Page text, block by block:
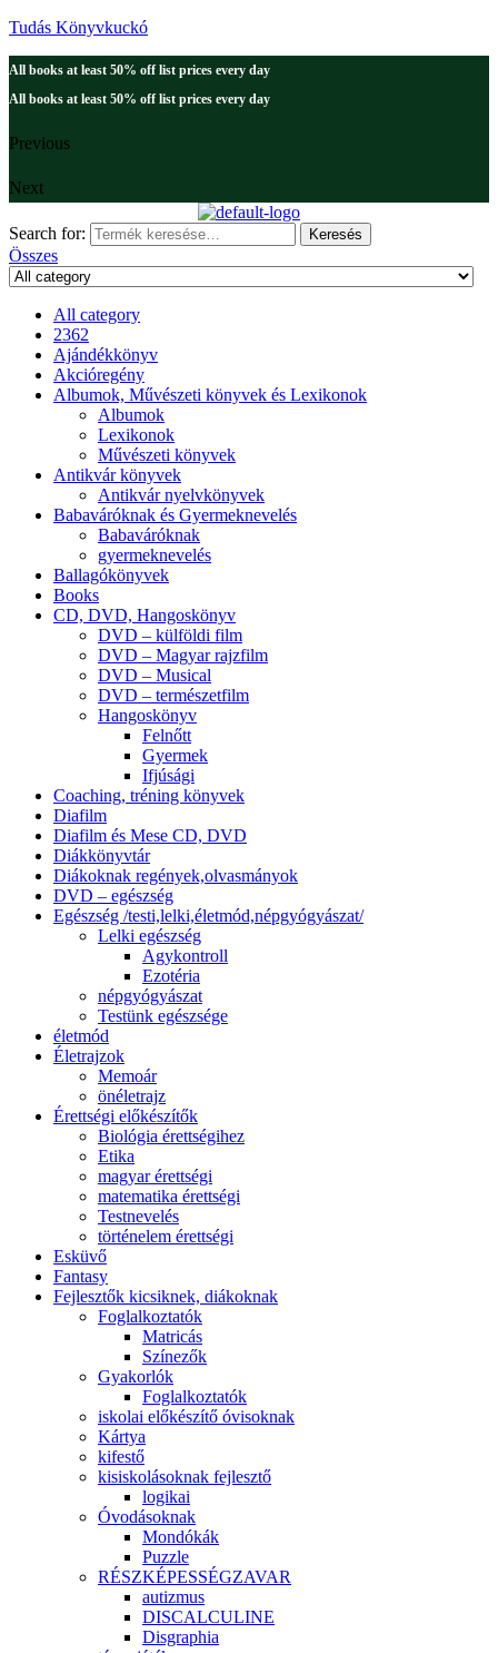
Tudás Könyvkuckó
All books at least 50% off list prices every day
All books at least 50% off list prices every day
Previous
Next
Search for: Keresés
Összes
All category
2362
Ajándékkönyv
Akcióregény
Albumok, Művészeti könyvek és Lexikonok
Albumok
Lexikonok
Művészeti könyvek
Antikvár könyvek
Antikvár nyelvkönyvek
Babaváróknak és Gyermeknevelés
Babaváróknak
gyermeknevelés
Ballagókönyvek
Books
CD, DVD, Hangoskönyv
DVD – külföldi film
DVD – Magyar rajzfilm
DVD – Musical
DVD – természetfilm
Hangoskönyv
Felnőtt
Gyermek
Ifjúsági
Coaching, tréning könyvek
Diafilm
Diafilm és Mese CD, DVD
Diákkönyvtár
Diákoknak regények,olvasmányok
DVD – egészség
Egészség /testi,lelki,életmód,népgyógyászat/
Lelki egészség
Agykontroll
Ezotéria
népgyógyászat
Testünk egészsége
életmód
Életrajzok
Memoár
önéletrajz
Érettségi előkészítők
Biológia érettségihez
Etika
magyar érettségi
matematika érettségi
Testnevelés
történelem érettségi
Esküvő
Fantasy
Fejlesztők kicsiknek, diákoknak
Foglalkoztatók
Matricás
Színezők
Gyakorlók
Foglalkoztatók
iskolai előkészítő óvisoknak
Kártya
kifestő
kisiskolásoknak fejlesztő
logikai
Óvodásoknak
Mondókák
Puzzle
RÉSZKÉPESSÉGZAVAR
autizmus
DISCALCULINE
Disgraphia